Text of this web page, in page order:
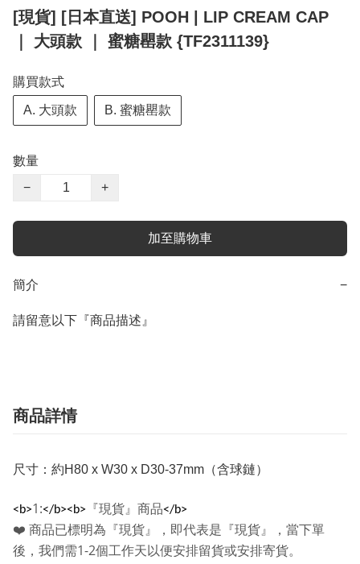
[現貨] [日本直送] POOH | LIP CREAM CAP
｜ 大頭款 ｜ 蜜糖罌款 {TF2311139}
購買款式
A. 大頭款 B. 蜜糖罌款
數量
−
+
加至購物車
簡介 −
請留意以下『商品描述』
商品詳情
尺寸：約H80 x W30 x D30-37mm（含球鏈）
<b>1:</b><b> 『現貨』商品</b>
❤️ 商品已標明為『現貨』，即代表是『現貨』，當下單
後，我們需1-2個工作天以便安排留貨或安排寄貨。